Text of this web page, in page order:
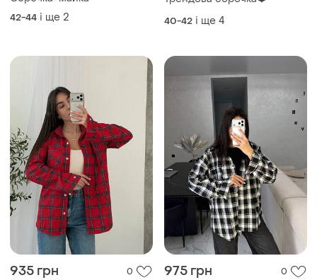
42-44 і ще 2 40-42 і ще 4
935 грн 0 975 грн 0